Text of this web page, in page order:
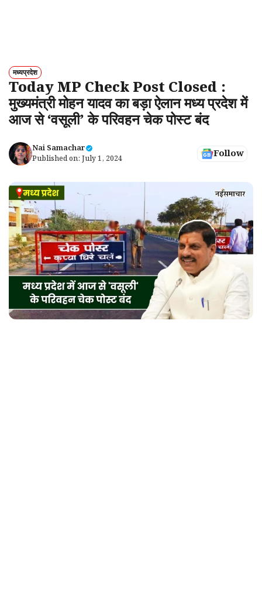
मध्यप्रदेश
Today MP Check Post Closed :
मुख्यमंत्री मोहन यादव का बड़ा ऐलान मध्य प्रदेश में
आज से ‘वसूली’ के परिवहन चेक पोस्ट बंद
Nai Samachar
Published on: July 1, 2024 Follow